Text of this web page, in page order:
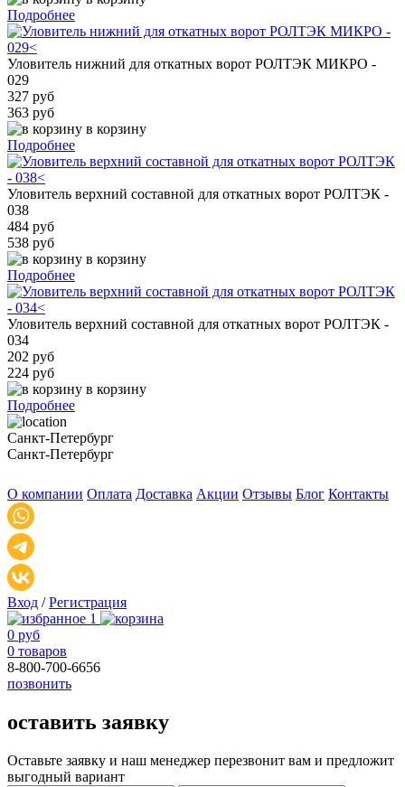
Подробнее
Уловитель нижний для откатных ворот РОЛТЭК МИКРО -
029
327 руб
363 руб
в корзину
Подробнее
Уловитель верхний составной для откатных ворот РОЛТЭК -
038
484 руб
538 руб
в корзину
Подробнее
Уловитель верхний составной для откатных ворот РОЛТЭК -
034
202 руб
224 руб
в корзину
Подробнее
Санкт-Петербург
Санкт-Петербург
О компании Оплата Доставка Акции Отзывы Блог Контакты
Вход / Регистрация
1
0 руб
0 товаров
8-800-700-6656
позвонить
оставить заявку
Оставьте заявку и наш менеджер перезвонит вам и предложит
выгодный вариант